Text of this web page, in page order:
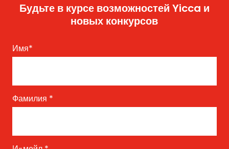
Будьте в курсе возможностей Yicca и
новых конкурсов
Имя*
Фамилия *